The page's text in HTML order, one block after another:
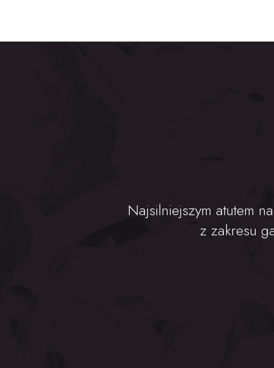
Najsilniejszym atutem
z zakresu